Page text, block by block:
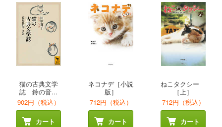
猫の古典文学
誌 鈴の音...
902円（税込）
カート
ネコナデ［小説
版］
712円（税込）
カート
ねこタクシー
［上］
712円（税込）
カート